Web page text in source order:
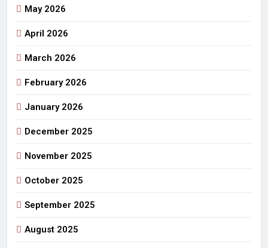
May 2026
April 2026
March 2026
February 2026
January 2026
December 2025
November 2025
October 2025
September 2025
August 2025